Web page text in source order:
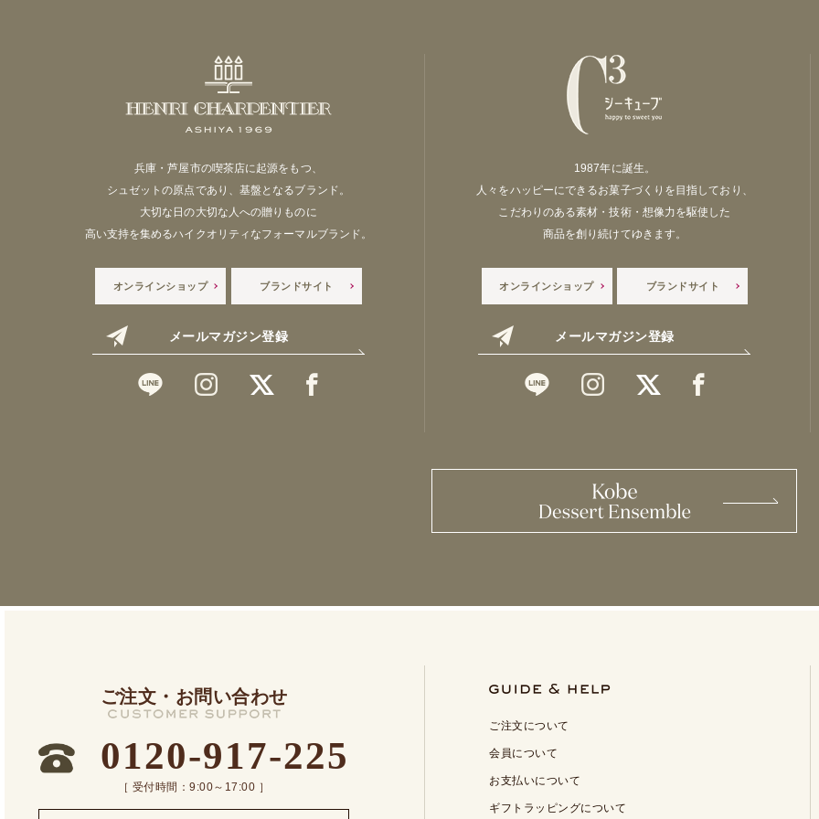
兵庫・芦屋市の喫茶店に起源をもつ、
シュゼットの原点であり、基盤となるブランド。
大切な日の大切な人への贈りものに
高い支持を集めるハイクオリティなフォーマルブランド。
オンラインショップ ブランドサイト
メールマガジン登録
1987年に誕生。
人々をハッピーにできるお菓子づくりを目指しており、
こだわりのある素材・技術・想像力を駆使した
商品を創り続けてゆきます。
オンラインショップ ブランドサイト
メールマガジン登録
ご注文・お問い合わせ
0120-917-225
［ 受付時間：9:00～17:00 ］
ご注文について
会員について
お支払いについて
ギフトラッピングについて